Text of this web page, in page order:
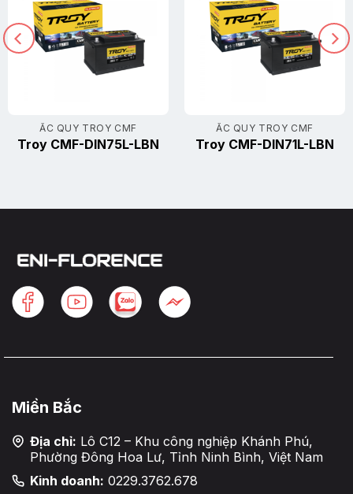
ẮC QUY TROY CMF
Troy CMF-DIN75L-LBN
ẮC QUY TROY CMF
Troy CMF-DIN71L-LBN
Miền Bắc
Địa chỉ: Lô C12 – Khu công nghiệp Khánh Phú,
Phường Đông Hoa Lư, Tỉnh Ninh Bình, Việt Nam
Kinh doanh: 0229.3762.678